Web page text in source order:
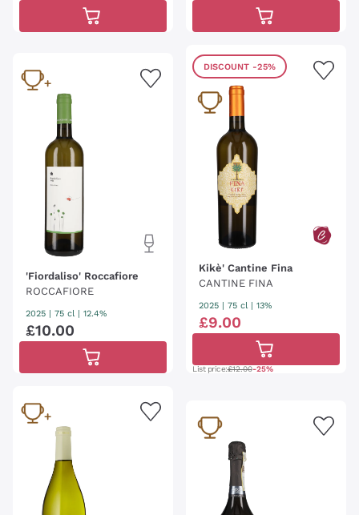
'Fiordaliso' Roccafiore
ROCCAFIORE
2025 75 cl | 12.4%
£10.00
DISCOUNT -25%
Kikè' Cantine Fina
CANTINE FINA
2025 75 cl | 13%
£9.00
List price:£12.00-25%